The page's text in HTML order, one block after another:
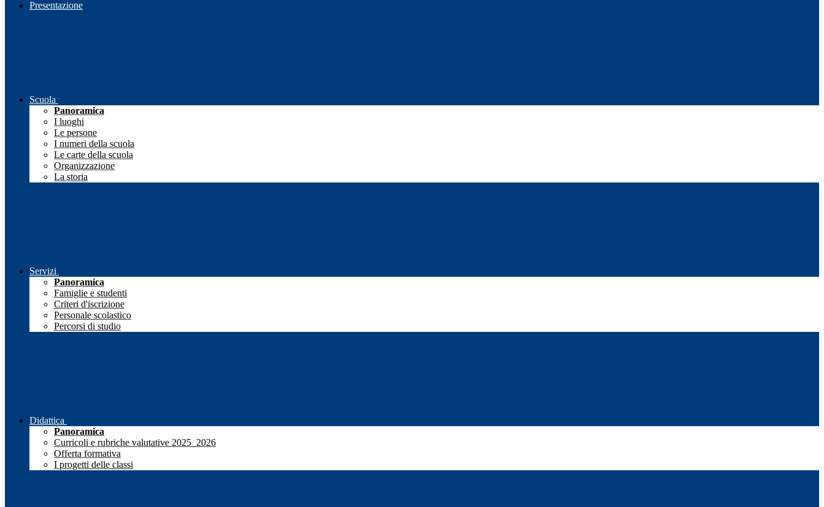
Presentazione
Scuola
Panoramica
I luoghi
Le persone
I numeri della scuola
Le carte della scuola
Organizzazione
La storia
Servizi
Panoramica
Famiglie e studenti
Criteri d'iscrizione
Personale scolastico
Percorsi di studio
Didattica
Panoramica
Curricoli e rubriche valutative 2025_2026
Offerta formativa
I progetti delle classi